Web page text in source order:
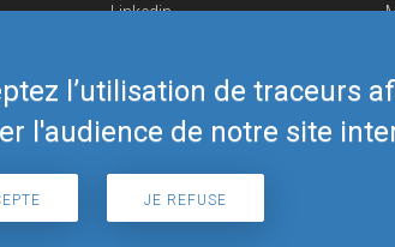
l’utilisation de traceurs
l'audience de notre site
JE REFUSE
Linkedin
Telegram